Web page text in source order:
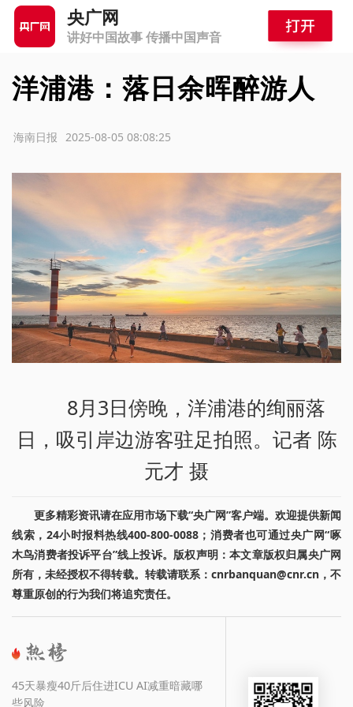
央广网
讲好中国故事 传播中国声音
洋浦港：落日余晖醉游人
2025-08-05 08:08:25
海南日报
8月3日傍晚，洋浦港的绚丽落
日，吸引岸边游客驻足拍照。记者 陈
元才 摄
更多精彩资讯请在应用市场下载“央广网”客户端。欢迎提供新闻
线索，24小时报料热线400-800-0088；消费者也可通过央广网“啄
木鸟消费者投诉平台”线上投诉。版权声明：本文章版权归属央广网
所有，未经授权不得转载。转载请联系：cnrbanquan@cnr.cn，不
尊重原创的行为我们将追究责任。
45天暴瘦40斤后住进ICU AI减重暗藏哪
些风险